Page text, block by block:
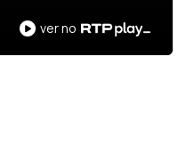
ver no